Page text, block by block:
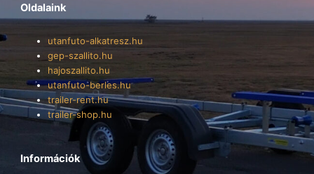
Oldalaink
utanfuto-alkatresz.hu
gep-szallito.hu
hajoszallito.hu
utanfuto-berles.hu
trailer-rent.hu
trailer-shop.hu
Információk